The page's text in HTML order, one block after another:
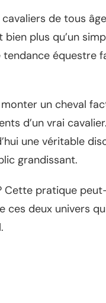
de tous
plus qu’un
équestre
un cheval
d’un vrai
une véritable
grandissant.
Cette pratique
ces deux univers